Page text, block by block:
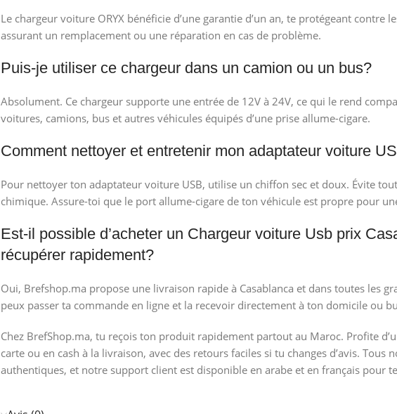
Le chargeur voiture ORYX bénéficie d’une garantie d’un an, te protégeant contre
assurant un remplacement ou une réparation en cas de problème.
Puis-je utiliser ce chargeur dans un camion ou un bus?
Absolument. Ce chargeur supporte une entrée de 12V à 24V, ce qui le rend
voitures, camions, bus et autres véhicules équipés d’une prise allume-cigare.
Comment nettoyer et entretenir mon adaptateur voiture
Pour nettoyer ton adaptateur voiture USB, utilise un chiffon sec et doux. Évite
chimique. Assure-toi que le port allume-cigare de ton véhicule est propre pour
Est-il possible d’acheter un Chargeur voiture Usb prix
récupérer rapidement?
Oui, Brefshop.ma propose une livraison rapide à Casablanca et dans toutes les
peux passer ta commande en ligne et la recevoir directement à ton domicile ou
Chez BrefShop.ma, tu reçois ton produit rapidement partout au Maroc. Profite
carte ou en cash à la livraison, avec des retours faciles si tu changes d’avis. Tous
authentiques, et notre support client est disponible en arabe et en français pour